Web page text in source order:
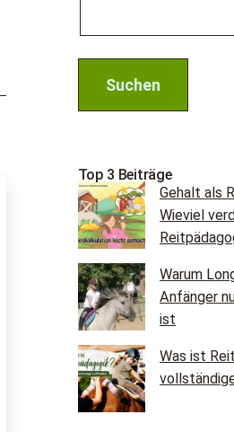
Top 3 Beiträge
Gehalt als
Wieviel
Warum
Anfänger
ist
Was ist